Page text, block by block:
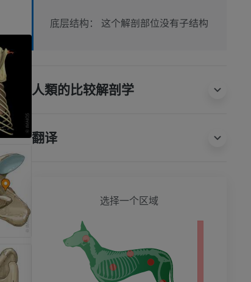
底层结构： 这个解剖部位没有子结构
人類的比较解剖学
翻译
选择一个区域